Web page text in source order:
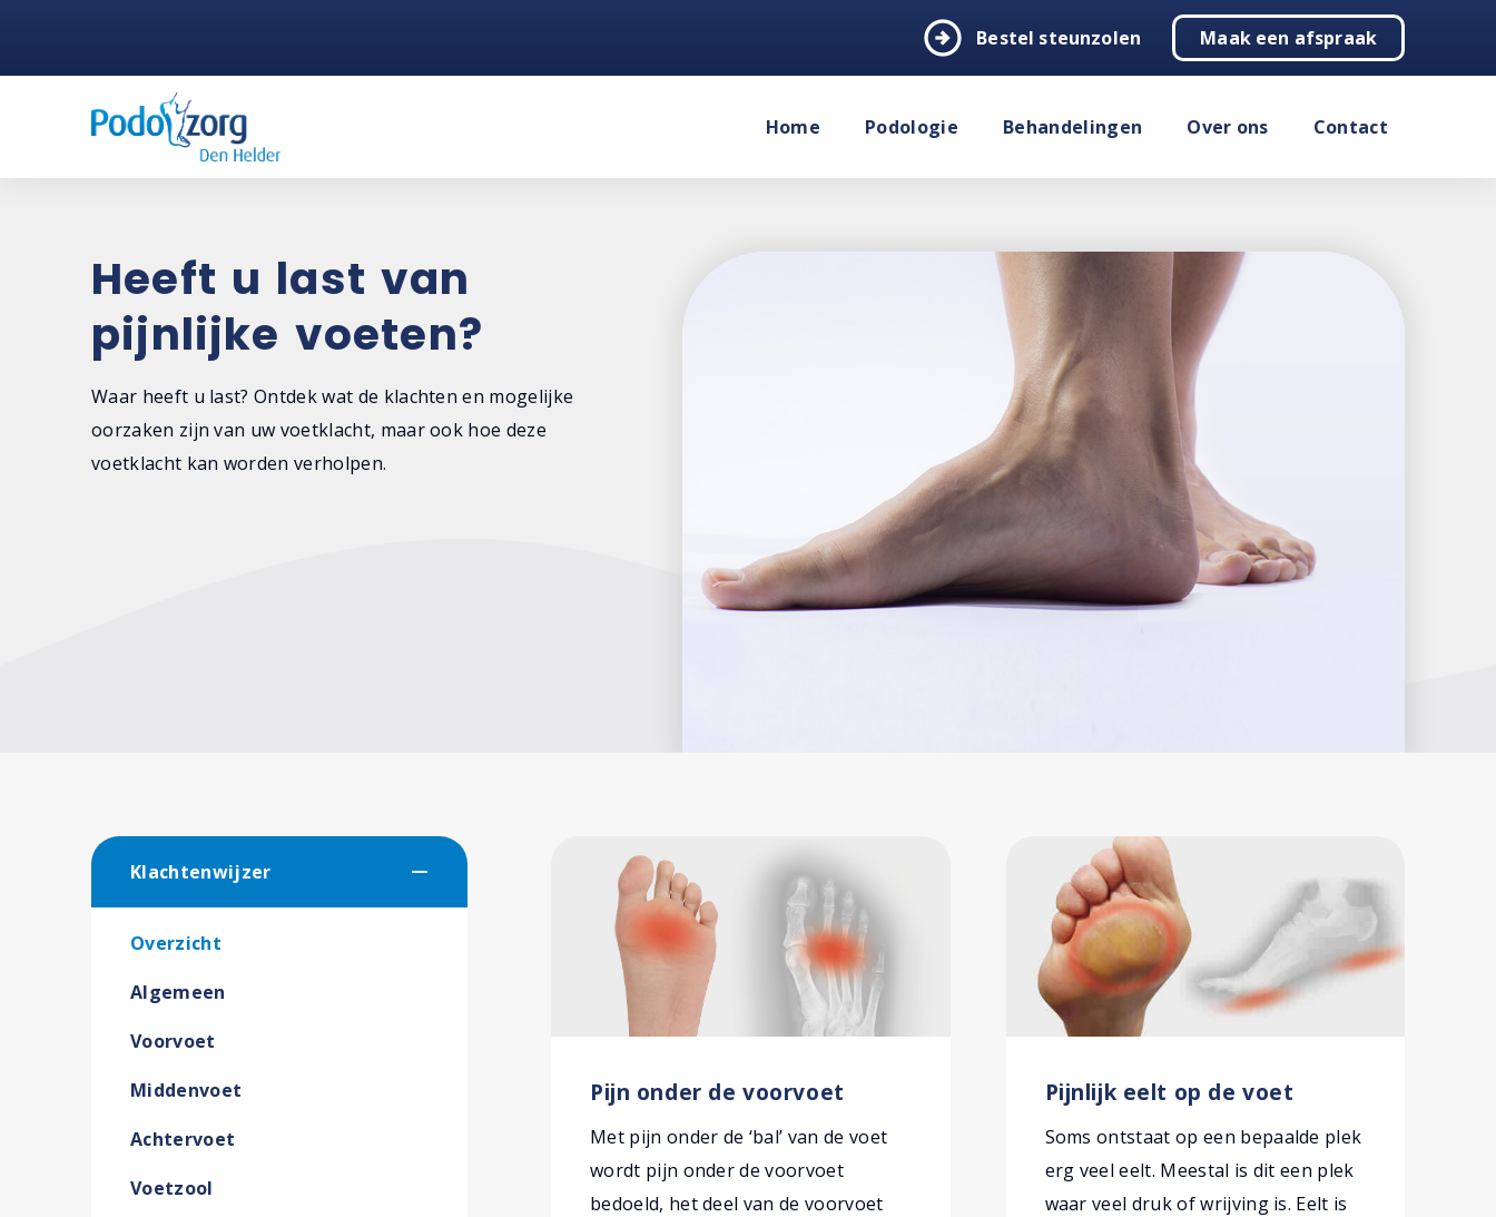
arrow_circle_right Bestel steunzolen Maak een afspraak
Home Podologie Behandelingen Over ons Contact
Heeft u last van
pijnlijke voeten?
Waar heeft u last? Ontdek wat de klachten en mogelijke
oorzaken zijn van uw voetklacht, maar ook hoe deze
voetklacht kan worden verholpen.
Klachtenwijzer
Overzicht
Algemeen
Voorvoet
Middenvoet
Achtervoet
Voetzool
Pijn onder de voorvoet
Met pijn onder de ‘bal’ van de voet
wordt pijn onder de voorvoet
bedoeld, het deel van de voorvoet
Pijnlijk eelt op de voet
Soms ontstaat op een bepaalde plek
erg veel eelt. Meestal is dit een plek
waar veel druk of wrijving is. Eelt is